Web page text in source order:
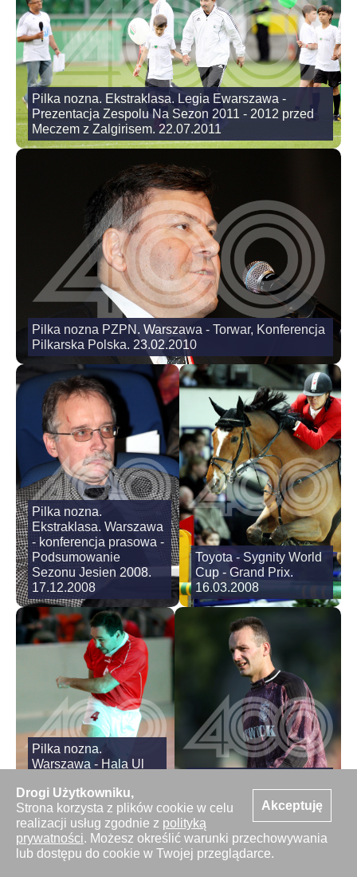
Akceptuję
Drogi Użytkowniku,
Strona korzysta z plików cookie w celu
realizacji usług zgodnie z polityką
prywatności. Możesz określić warunki przechowywania
lub dostępu do cookie w Twojej przeglądarce.
Pilka nozna. Ekstraklasa. Legia Ewarszawa -
Prezentacja Zespolu Na Sezon 2011 - 2012 przed
Meczem z Zalgirisem. 22.07.2011
Pilka nozna PZPN. Warszawa - Torwar, Konferencja
Pilkarska Polska. 23.02.2010
Pilka nozna.
Ekstraklasa. Warszawa
- konferencja prasowa -
Podsumowanie
Sezonu Jesien 2008.
17.12.2008
Toyota - Sygnity World
Cup - Grand Prix.
16.03.2008
Pilka nozna.
Warszawa - Hala Ul
Wielka Orkiestra
Swiatecznej Pomocy.
14.01.2007
Blonie. Znicz Pruszkow
- Start Otwock.
12.07.2006